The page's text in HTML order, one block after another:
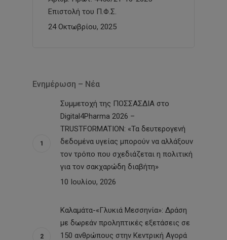
Επιστολή του Π.Φ.Σ.
24 Οκτωβρίου, 2025
Ενημέρωση – Νέα
Συμμετοχή της ΠΟΣΣΑΣΔΙΑ στο
Digital4Pharma 2026 –
TRUSTFORMATION: «Τα δευτερογενή
δεδομένα υγείας μπορούν να αλλάξουν
τον τρόπο που σχεδιάζεται η πολιτική
για τον σακχαρώδη διαβήτη»
10 Ιουλίου, 2026
Καλαμάτα-«Γλυκιά Μεσσηνία»: Δράση
με δωρεάν προληπτικές εξετάσεις σε
150 ανθρώπους στην Κεντρική Αγορά